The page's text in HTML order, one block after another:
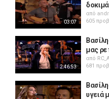
03:07
από
605
2:46:53
μας ρε
από
681
υγειά